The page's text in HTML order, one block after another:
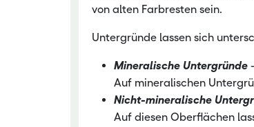
von alten Farbresten sein.
Untergründe lassen sich
Mineralische Untergründe
Auf mineralischen
Nicht-mineralische
Auf diesen Oberflächen